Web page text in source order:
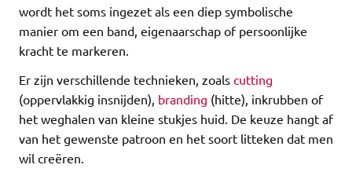
wordt het soms ingezet als een diep symbolische
manier om een band, eigenaarschap of persoonlijke
kracht te markeren.
Er zijn verschillende technieken, zoals cutting
(oppervlakkig insnijden), branding (hitte), inkrubben of
het weghalen van kleine stukjes huid. De keuze hangt af
van het gewenste patroon en het soort litteken dat men
wil creëren.